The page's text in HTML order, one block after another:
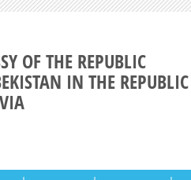
OF THE REPUBLIC
IN THE REPUBLIC